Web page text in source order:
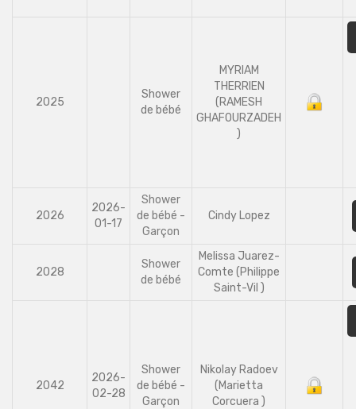
2025
Shower
de bébé
MYRIAM
THERRIEN
(RAMESH
GHAFOURZADEH
)
2026
2026-
01-17
Shower
de bébé -
Garçon
Cindy Lopez
2028
Shower
de bébé
Melissa Juarez-
Comte (Philippe
Saint-Vil )
2042
2026-
02-28
Shower
de bébé -
Garçon
Nikolay Radoev
(Marietta
Corcuera )